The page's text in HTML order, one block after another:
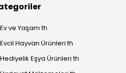
Ev ve Yaşam th
Evcil Hayvan Ürünleri th
Hediyelik Eşya Ürünleri th